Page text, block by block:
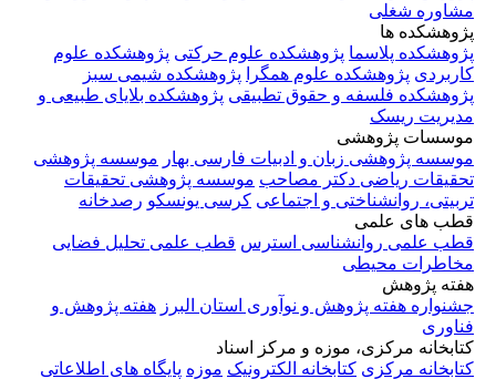
مشاوره شغلی
پژوهشکده ها
پژوهشکده پلاسما پژوهشکده علوم حرکتی پژوهشکده علوم
کاربردی پژوهشکده علوم همگرا
پژوهشکده شیمی سبز
پژوهشکده فلسفه و حقوق تطبیقی پژوهشکده بلایای طبیعی و
مدیریت ریسک
موسسات پژوهشی
موسسه پژوهشی زبان و ادبیات فارسی بهار موسسه پژوهشی
تحقیقات ریاضی دکتر مصاحب موسسه پژوهشی تحقیقات
تربیتی، روانشناختی و اجتماعی کرسی یونسکو رصدخانه
قطب های علمی
قطب علمی روانشناسی استرس قطب علمی تحلیل فضایی
مخاطرات محیطی
هفته پژوهش
جشنواره هفته پژوهش و نوآوری استان البرز هفته پژوهش و
فناوری
کتابخانه مرکزی، موزه و مرکز اسناد
کتابخانه مرکزی کتابخانه الکترونیک موزه پایگاه های اطلاعاتی